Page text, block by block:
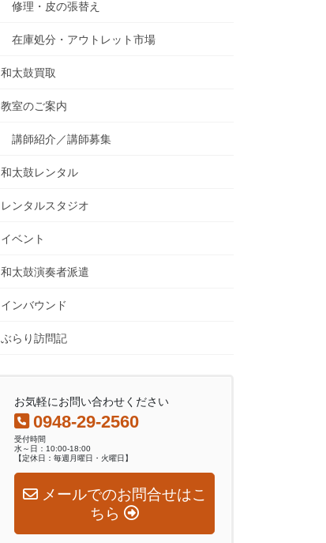
修理・皮の張替え
在庫処分・アウトレット市場
和太鼓買取
教室のご案内
講師紹介／講師募集
和太鼓レンタル
レンタルスタジオ
イベント
和太鼓演奏者派遣
インバウンド
ぶらり訪問記
お気軽にお問い合わせください
0948-29-2560
受付時間
水～日：10:00-18:00
【定休日：毎週月曜日・火曜日】
メールでのお問合せはこ
ちら